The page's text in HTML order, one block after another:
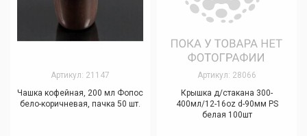
Артикул: 21147
Чашка кофейная, 200 мл Фопос
бело-коричневая, пачка 50 шт.
Артикул: 28066
Крышка д/стакана 300-
400мл/12-16oz d-90мм PS
белая 100шт